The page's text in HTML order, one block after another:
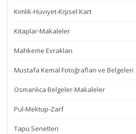
Kimlik-Hüviyet-Kişisel Kart
Kitaplar-Makaleler
Mahkeme Evrakları
Mustafa Kemal Fotoğrafları ve Belgeleri
Osmanlıca Belgeler-Makaleler
Pul-Mektup-Zarf
Tapu Senetleri